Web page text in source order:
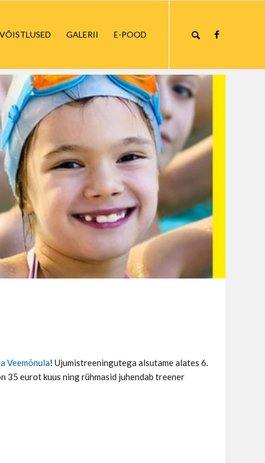
VÕISTLUSED GALERII E-POOD
Veemõnula! Ujumistreeningutega alsutame alates 6.
35 eurot kuus ning rühmasid juhendab treener